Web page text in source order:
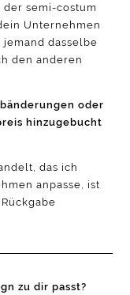
semi-costum
Unternehmen
jemand dasselbe
den anderen
oder
hinzugebucht
das ich
anpasse, ist
zu dir passt?